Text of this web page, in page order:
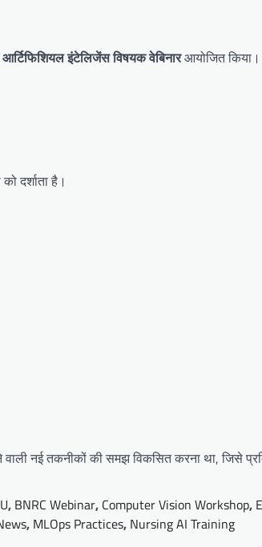
आर्टिफिशियल इंटेलिजेंस विषयक वेबिनारआयोजित किया।
दर्शाता है।
नई तकनीकों की समझ विकसित करना था, जिसे
, BNRC Webinar, Computer Vision Workshop,
, MLOps Practices, Nursing AI Training